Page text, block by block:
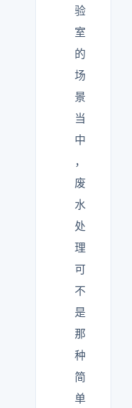
验
室
的
场
景
当
中
，
废
水
处
理
可
不
是
那
种
简
单